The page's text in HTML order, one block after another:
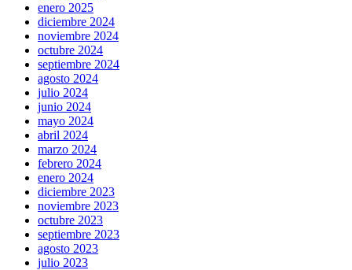
enero 2025
diciembre 2024
noviembre 2024
octubre 2024
septiembre 2024
agosto 2024
julio 2024
junio 2024
mayo 2024
abril 2024
marzo 2024
febrero 2024
enero 2024
diciembre 2023
noviembre 2023
octubre 2023
septiembre 2023
agosto 2023
julio 2023